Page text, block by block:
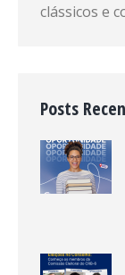
clássicos e
Posts